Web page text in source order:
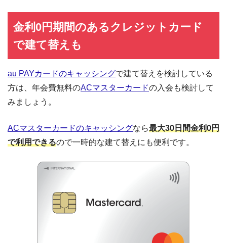
金利0円期間のあるクレジットカード
で建て替えも
au PAYカードのキャッシングで建て替えを検討している
方は、年会費無料のACマスターカードの入会も検討して
みましょう。
ACマスターカードのキャッシングなら最大30日間金利0円
で利用できるので一時的な建て替えにも便利です。